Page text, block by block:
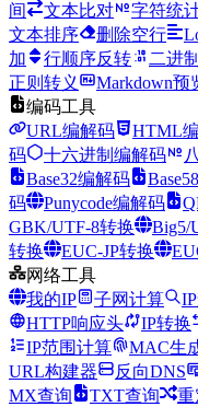
间
文本比对 字符统
文本排序
删除空行
加
行顺序反转 二进
正则转义
Markdown预
编码工具
URL编解码
HTML
码
十六进制编解码
Base32编解码
码
Punycode编解码
GBK/UTF-8转换
Big5/
转换
EUC-JP转换
网络工具
我的IP
子网计算
HTTP响应头
IP转换
IP范围计算
MAC生
URL构建器
反向DNS
MX查询
TXT查询 重